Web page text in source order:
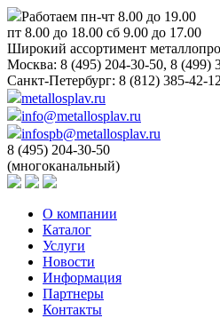
Работаем пн-чт 8.00 до 19.00
пт 8.00 до 18.00 сб 9.00 до 17.00
Широкий ассортимент
Москва: 8 (495) 204-30-50, 8 (499)
Санкт-Петербург: 8 (812) 385-42-12
metallosplav.ru
info@metallosplav.ru
infospb@metallosplav.ru
8 (495) 204-30-50
(многоканальный)
О компании
Каталог
Услуги
Новости
Информация
Партнеры
Контакты